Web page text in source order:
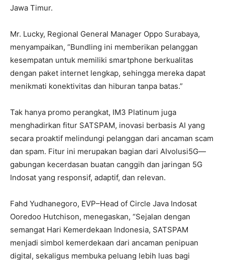
Jawa Timur.
Mr. Lucky, Regional General Manager Oppo Surabaya,
menyampaikan, “Bundling ini memberikan pelanggan
kesempatan untuk memiliki smartphone berkualitas
dengan paket internet lengkap, sehingga mereka dapat
menikmati konektivitas dan hiburan tanpa batas.”
Tak hanya promo perangkat, IM3 Platinum juga
menghadirkan fitur SATSPAM, inovasi berbasis AI yang
secara proaktif melindungi pelanggan dari ancaman scam
dan spam. Fitur ini merupakan bagian dari AIvolusi5G—
gabungan kecerdasan buatan canggih dan jaringan 5G
Indosat yang responsif, adaptif, dan relevan.
Fahd Yudhanegoro, EVP–Head of Circle Java Indosat
Ooredoo Hutchison, menegaskan, “Sejalan dengan
semangat Hari Kemerdekaan Indonesia, SATSPAM
menjadi simbol kemerdekaan dari ancaman penipuan
digital, sekaligus membuka peluang lebih luas bagi